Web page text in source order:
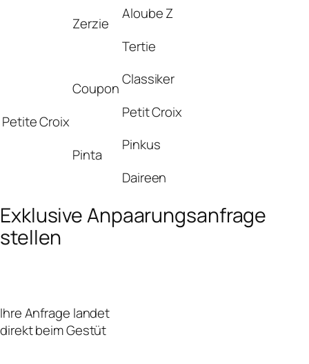
Zerzie
Aloube Z
Tertie
Petite Croix
Coupon
Classiker
Petit Croix
Pinta
Pinkus
Daireen
Exklusive Anpaarungsanfrage
stellen
Ihre Anfrage landet
direkt beim Gestüt